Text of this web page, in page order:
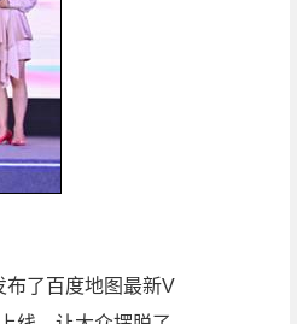
布了百度地图最新V